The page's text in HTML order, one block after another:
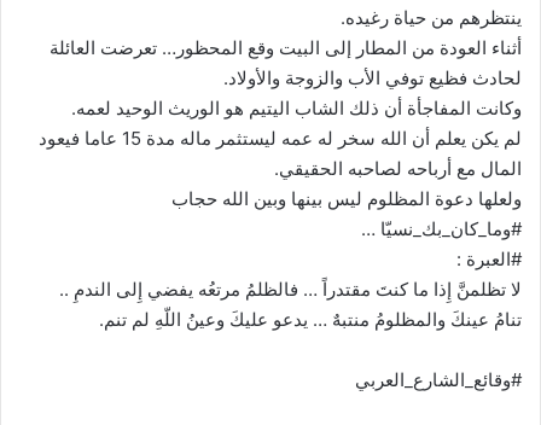
ينتظرهم من حياة رغيده.
أثناء العودة من المطار إلى البيت وقع المحظور… تعرضت العائلة
لحادث فظيع توفي الأب والزوجة والأولاد.
وكانت المفاجأة أن ذلك الشاب اليتيم هو الوريث الوحيد لعمه.
لم يكن يعلم أن الله سخر له عمه ليستثمر ماله مدة 15 عاما فيعود
المال مع أرباحه لصاحبه الحقيقي.
ولعلها دعوة المظلوم ليس بينها وبين الله حجاب
#وما_كان_بك_نسيّا …
#العبرة :
لا تظلمنَّ إِذا ما كنتَ مقتدراً … فالظلمُ مرتعُه يفضي إِلى الندمِ ..
تنامُ عينكَ والمظلومُ منتبهٌ … يدعو عليكَ وعينُ اللّهِ لم تنم.
#وقائع_الشارع_العربي